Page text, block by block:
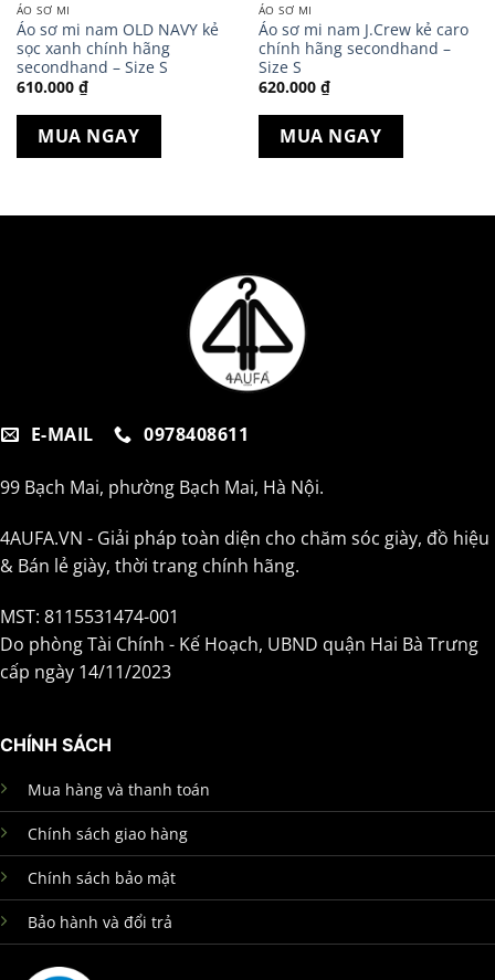
ÁO SƠ MI
Áo sơ mi nam OLD NAVY kẻ
sọc xanh chính hãng
secondhand – Size S
610.000 ₫
MUA NGAY
ÁO SƠ MI
Áo sơ mi nam J.Crew kẻ caro
chính hãng secondhand –
Size S
620.000 ₫
MUA NGAY
E-MAIL 0978408611
99 Bạch Mai, phường Bạch Mai, Hà Nội.
4AUFA.VN - Giải pháp toàn diện cho chăm sóc giày, đồ hiệu
& Bán lẻ giày, thời trang chính hãng.
MST: 8115531474-001
Do phòng Tài Chính - Kế Hoạch, UBND quận Hai Bà Trưng
cấp ngày 14/11/2023
CHÍNH SÁCH
Mua hàng và thanh toán
Chính sách giao hàng
Chính sách bảo mật
Bảo hành và đổi trả